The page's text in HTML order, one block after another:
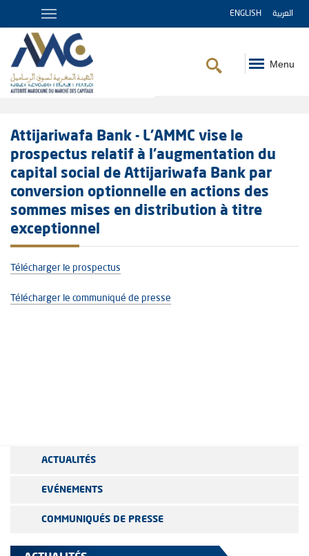
ENGLISH العربية
Menu
Attijariwafa Bank - L'AMMC vise le
prospectus relatif à l’augmentation du
capital social de Attijariwafa Bank par
conversion optionnelle en actions des
sommes mises en distribution à titre
exceptionnel
Télécharger le prospectus
Télécharger le communiqué de presse
ACTUALITÉS
EVÉNEMENTS
COMMUNIQUÉS DE PRESSE